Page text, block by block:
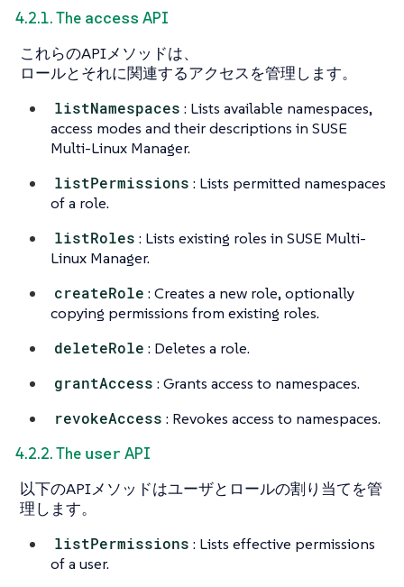
4.2.1. The access API
これらのAPIメソッドは、
ロールとそれに関連するアクセスを管理します。
listNamespaces : Lists available namespaces,
access modes and their descriptions in SUSE
Multi-Linux Manager.
listPermissions : Lists permitted namespaces
of a role.
listRoles : Lists existing roles in SUSE Multi-
Linux Manager.
createRole : Creates a new role, optionally
copying permissions from existing roles.
deleteRole : Deletes a role.
grantAccess : Grants access to namespaces.
revokeAccess : Revokes access to namespaces.
4.2.2. The user API
以下のAPIメソッドはユーザとロールの割り当てを管
理します。
listPermissions : Lists effective permissions
of a user.